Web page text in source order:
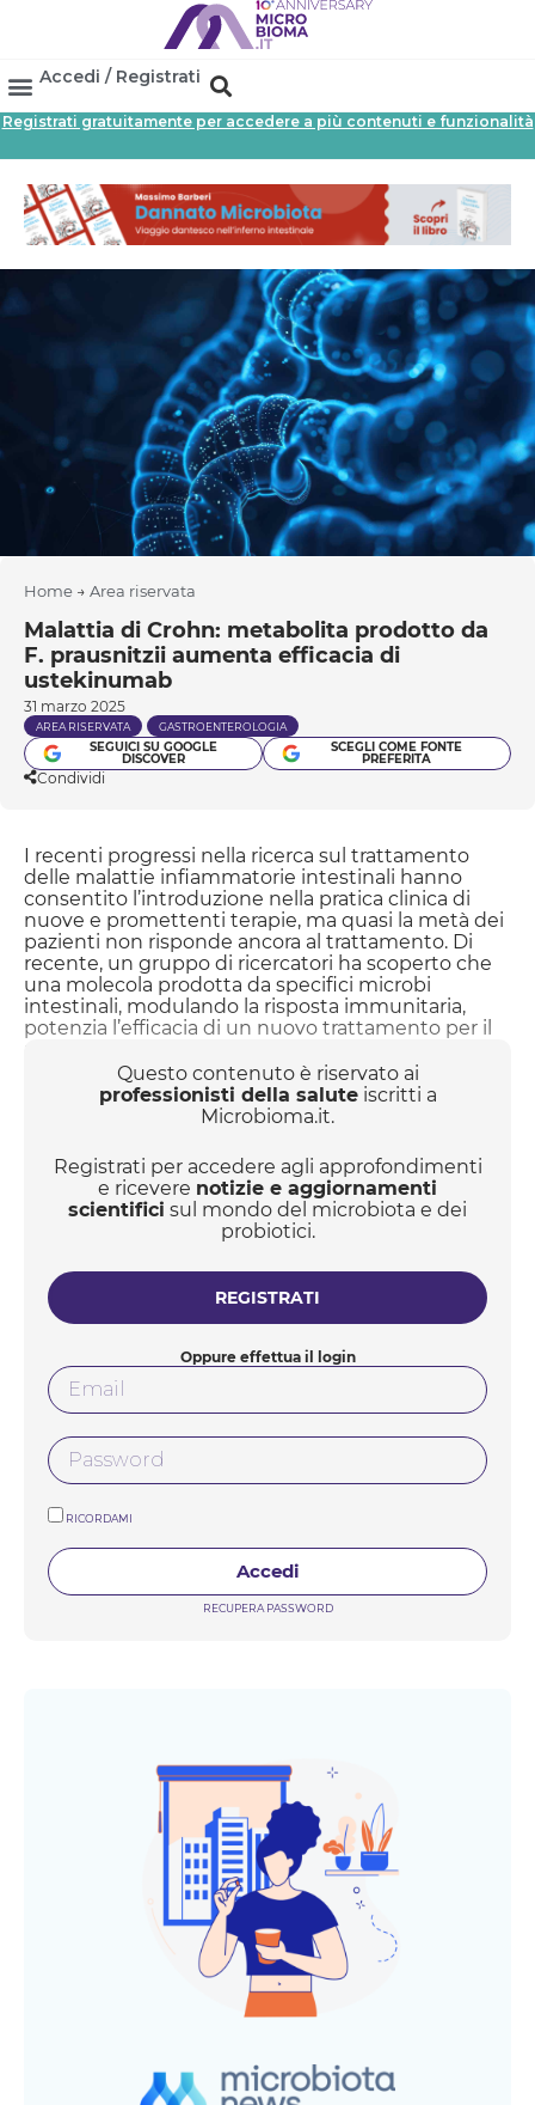
Accedi / Registrati
Registrati gratuitamente per accedere a più contenuti e funzionalità
Home → Area riservata
Malattia di Crohn: metabolita prodotto da
F. prausnitzii aumenta efficacia di
ustekinumab
31 marzo 2025
AREA RISERVATA GASTROENTEROLOGIA
SEGUICI SU GOOGLE
DISCOVER
SCEGLI COME FONTE
PREFERITA
Condividi
I recenti progressi nella ricerca sul trattamento
delle malattie infiammatorie intestinali hanno
consentito l’introduzione nella pratica clinica di
nuove e promettenti terapie, ma quasi la metà dei
pazienti non risponde ancora al trattamento. Di
recente, un gruppo di ricercatori ha scoperto che
una molecola prodotta da specifici microbi
intestinali, modulando la risposta immunitaria,
potenzia l’efficacia di un nuovo trattamento per il
Metabolism, potrebbe aprire la strada ad approcci
personalizzati per trattare questa condizione. «I
risultati suggeriscono che prendere di mira
Questo contenuto è riservato ai
professionisti della saluteiscritti a
Microbioma.it.
Registrati per accedere agli approfondimenti
e ricevere notizie e aggiornamenti
scientifici sul mondo del microbiota e dei
probiotici.
REGISTRATI
Oppure effettua il login
RICORDAMI
Accedi
RECUPERA PASSWORD